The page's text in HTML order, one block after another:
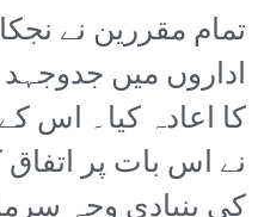
تمام مقررین نے
اداروں میں
کا اعادہ کیا۔ اس
نے اس بات پر